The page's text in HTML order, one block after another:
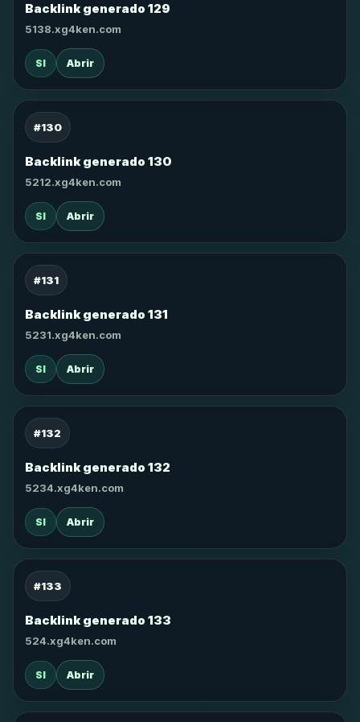
Backlink generado 129
5138.xg4ken.com
SI Abrir
#130
Backlink generado 130
5212.xg4ken.com
SI Abrir
#131
Backlink generado 131
5231.xg4ken.com
SI Abrir
#132
Backlink generado 132
5234.xg4ken.com
SI Abrir
#133
Backlink generado 133
524.xg4ken.com
SI Abrir